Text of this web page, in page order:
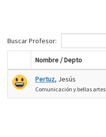
Buscar Profesor:
Nombre / Depto
Pertuz, Jesús
Comunicación y bellas artes